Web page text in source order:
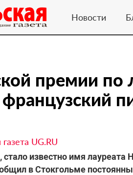
Новости
премии по
UG.RU
стало известно имя лауреата
в Стокгольме